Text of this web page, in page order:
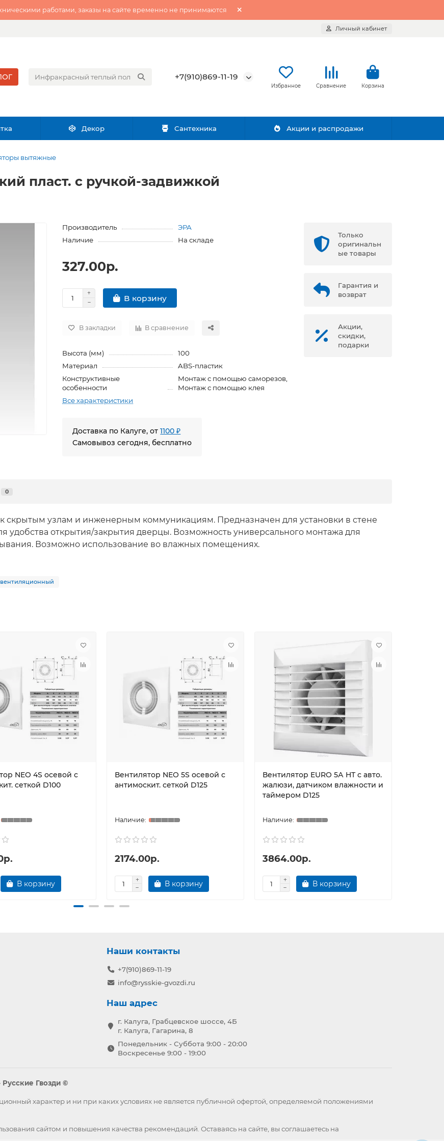
работами, заказы на сайте временно не принимаются
Личный кабинет
+7(910)869-11-19
Избранное Сравнение Корзина
Декор Сантехника Акции и распродажи
вытяжные
пласт. с ручкой-задвижкой
Производитель
ЭРА
Наличие
На складе
327.00р.
В корзину
В закладки В сравнение
Высота (мм)
100
Материал
ABS-пластик
Конструктивные
особенности
Монтаж с помощью саморезов,
Монтаж с помощью клея
Все характеристики
Доставка по Калуге, от1100 ₽
Самовывоз сегодня, бесплатно
Только
оригинальн
ые товары
Гарантия и
возврат
Акции,
скидки,
подарки
0
скрытым узлам и инженерным коммуникациям. Предназначен для установки в стене
удобства открытия/закрытия дверцы. Возможность универсального монтажа для
Возможно использование во влажных помещениях.
NEO 4S осевой с
сеткой D100
В корзину
Вентилятор NEO 5S осевой с
антимоскит. сеткой D125
2174.00р.
В корзину
Вентилятор EURO 5А HT с авто.
жалюзи, датчиком влажности и
таймером D125
3864.00р.
В корзину
Наши контакты
+7(910)869-11-19
info@rysskie-gvozdi.ru
Наш адрес
г. Калуга, Грабцевское шоссе, 4Б
г. Калуга, Гагарина, 8
Понедельник - Суббота 9:00 - 20:00
Воскресенье 9:00 - 19:00
Гвозди ©
характер и ни при каких условиях не является публичной офертой, определяемой положениями
сайтом и повышения качества рекомендаций. Оставаясь на сайте, вы соглашаетесь на